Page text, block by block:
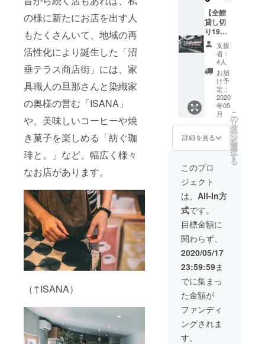
の様に新たにお店を出す人
もたくさんいて、地域の再
活性化により誕生した「沼
垂テラス商店街」には、家
具職人の旦那さんと染織家
の奥様の営む「ISANA」
や、美味しいコーヒーや焼
き菓子を楽しめる「紡ぐ珈
琲と。」など、幅広く様々
なお店があります。
（↑ISANA）
（人気
1,2位）
⑥あま
ざけ
900ml
（お米
だけの
甘さ、
ノンア
ルコー
ル） 以
上6点が
峰村醸
井さん
ちの米2
ナーり
えの知
り合い
農家さ
んの米
です。
兼業農
家さん
で（本
業は大
工。息
子３人
と共に
大工一
家）、
米は自
分たち
で食べ
にて金
賞受
賞） 以
上すべ
て今代
司酒造
⑤酒好
き大工
による
「味わ
いの解
説」メ
が呑め
るがど
健康の
メー
ター』
な酒好
き大工
による
解説メ
モで
す。ま
ずは、
このメ
モを呼
んで味
わいを
想像
し、実
ページ
orお電
話にて
お願い
致しま
す。そ
の際
に、
「クラ
ウド
ファン
ディン
グのリ
ターン
を使用
伝え下
※お子様
同室可
す。0〜
3歳無
料、4
歳〜未
就学児
を宿泊
当日に
別途頂
戴致し
ます。
※使用期
間：ク
さい。
〈宿泊
券のご
利用方
法〉 リ
ターン
確定
後、受
付番号
付きの
メール
を送信
致しま
す。 ご
予約は
認の
上、
ホーム
ページ
orお電
話にて
お願い
致しま
す。そ
の際
に、
「クラ
ウド
ファン
ディン
グのリ
ターン
を使用
非ご利
用下さ
い。8名
様以内
であれ
ば、何
名様で
利用し
て頂い
てもOK
です。
〈宿泊
券のご
利用方
法〉 リ
ターン
確定
後、受
付番号
付きの
メール
を送信
致しま
す。 ご
予約は
空室状
況を確
認の
上、
ホーム
ページ
orお電
話にて
お願い
致しま
【全館
貸し切
り19名
様まで1
泊】 ド
ミト
リー2部
屋（6人
部屋、8
人部
屋）個
室（洋
室2名
様）個
室（和
室3名
様）、
を貸し
切りに
てご宿
泊頂け
ます。
グルー
プでの
ご旅行
や社員
研修・
合宿な
どに、
是非ご
利用下
さい。
19名様
以内で
支援
者：
4人
お届
け予
定：
2020
年05
月
詳細を見る
こ
の
リ
タ
ー
ン
を
選
択
す
る
このプロ
ジェクト
は、 All-In方
式です。
目標金額に
関わらず、
2020/05/17
23:59:59ま
でに集まっ
た金額が
ファンディ
ングされま
す。